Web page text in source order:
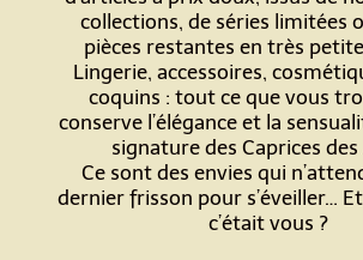
collections, de séries limitées
pièces restantes en très
Lingerie, accessoires,
coquins : tout ce que vous
conserve l’élégance et la
signature des Caprices des
Ce sont des envies qui
dernier frisson pour s’éveiller…
c’était vous ?